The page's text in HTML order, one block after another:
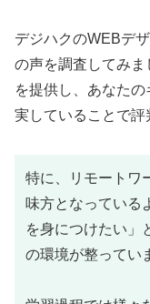
デジハクのWEBデ
の声を調査してみ
を提供し、あなた
実していることで評
特に、リモートワ
味方となっている
を身につけたい」
の環境が整ってい